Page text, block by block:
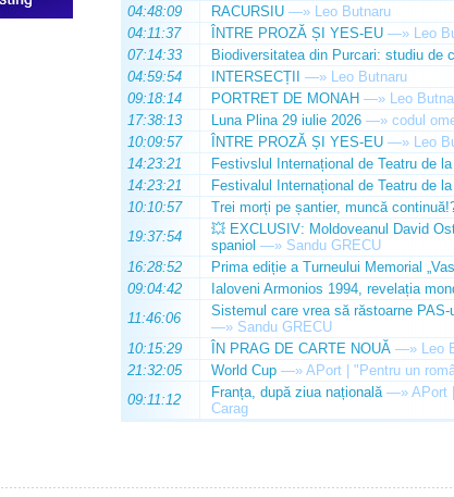
04:48:09
RACURSIU —» Leo Butnaru
04:11:37
ÎNTRE PROZĂ ȘI YES-EU —» Leo
07:14:33
Biodiversitatea din Purcari: studiu de
04:59:54
INTERSECȚII —» Leo Butnaru
09:18:14
PORTRET DE MONAH —» Leo
17:38:13
Luna Plina 29 iulie 2026 —» codul
10:09:57
ÎNTRE PROZĂ ȘI YES-EU —» Leo
14:23:21
Festivslul Internațional de Teatru de
14:23:21
Festivalul Internațional de Teatru de
10:10:57
Trei morți pe șantier, muncă
19:37:54
💥 EXCLUSIV: Moldoveanul David
spaniol —» Sandu GRECU
16:28:52
Prima ediție a Turneului Memorial
09:04:42
Ialoveni Armonios 1994, revelația
11:46:06
Sistemul care vrea să răstoarne
—» Sandu GRECU
10:15:29
ÎN PRAG DE CARTE NOUĂ —» Leo
21:32:05
World Cup —» APort | "Pentru un
09:11:12
Franța, după ziua națională —» APort
Carag